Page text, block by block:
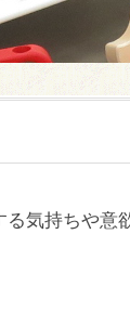
気持ちや意